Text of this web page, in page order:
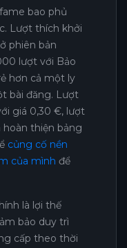
bao phủ
Lượt thích khởi
phiên bản
lượt với Bảo
hơn cả một ly
bài đăng. Lượt
giá 0,30 €, lượt
hoàn thiện bảng
củng cố nền
của mình để
là lợi thế
bảo duy trì
cấp theo thời